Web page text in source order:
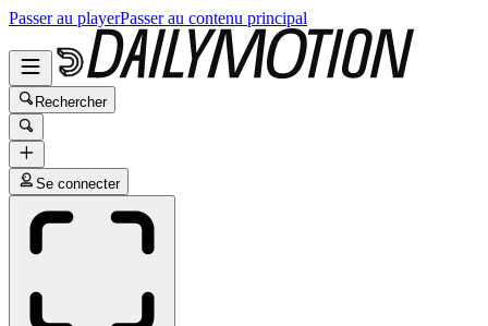
Passer au playerPasser au contenu principal
Rechercher
Se connecter